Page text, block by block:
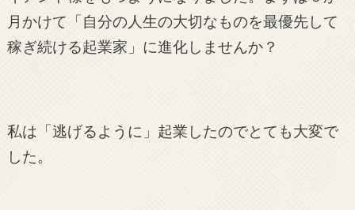
月かけて「自分の人生の大切なものを最優先して
稼ぎ続ける起業家」に進化しませんか？
私は「逃げるように」起業したのでとても大変で
した。